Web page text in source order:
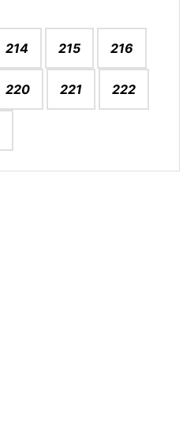
214 215 216
220 221 222